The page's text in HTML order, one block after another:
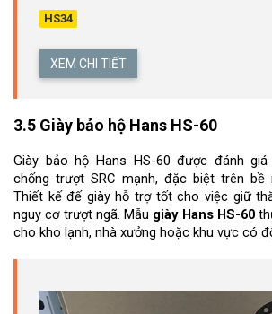
HS34
XEM CHI TIẾT
3.5 Giày bảo hộ Hans HS-60
Giày bảo hộ Hans HS-60 được đánh
chống trượt SRC mạnh, đặc biệt trên
Thiết kế đế giày hỗ trợ tốt cho việc giữ
nguy cơ trượt ngã. Mẫu giày Hans HS-60
cho kho lạnh, nhà xưởng hoặc khu vực có